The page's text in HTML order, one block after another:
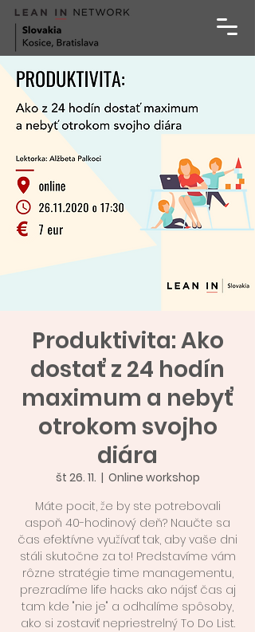
Produktivita: Ako
dostať z 24 hodín
maximum a nebyť
otrokom svojho
diára
št 26. 11.
  |
Online workshop
Máte pocit, že by ste potrebovali
aspoň 40-hodinový deň? Naučte sa
čas efektívne využívať tak, aby vaše dni
stáli skutočne za to! Predstavíme vám
rôzne stratégie time managementu,
prezradíme life hacks ako nájsť čas aj
tam kde "nie je" a odhalíme spôsoby,
ako si zostaviť nepriestrelný To Do List.